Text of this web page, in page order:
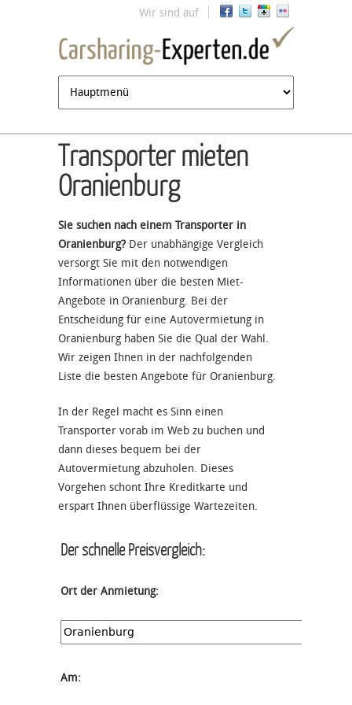
Jump to navigation
Wir sind auf
Transporter mieten
Oranienburg
Sie suchen nach einem Transporter in
Oranienburg? Der unabhängige Vergleich
versorgt Sie mit den notwendigen
Informationen über die besten Miet-
Angebote in Oranienburg. Bei der
Entscheidung für eine Autovermietung in
Oranienburg haben Sie die Qual der Wahl.
Wir zeigen Ihnen in der nachfolgenden
Liste die besten Angebote für Oranienburg.
In der Regel macht es Sinn einen
Transporter vorab im Web zu buchen und
dann dieses bequem bei der
Autovermietung abzuholen. Dieses
Vorgehen schont Ihre Kreditkarte und
erspart Ihnen überflüssige Wartezeiten.
Der schnelle Preisvergleich:
Ort der Anmietung:
Am: